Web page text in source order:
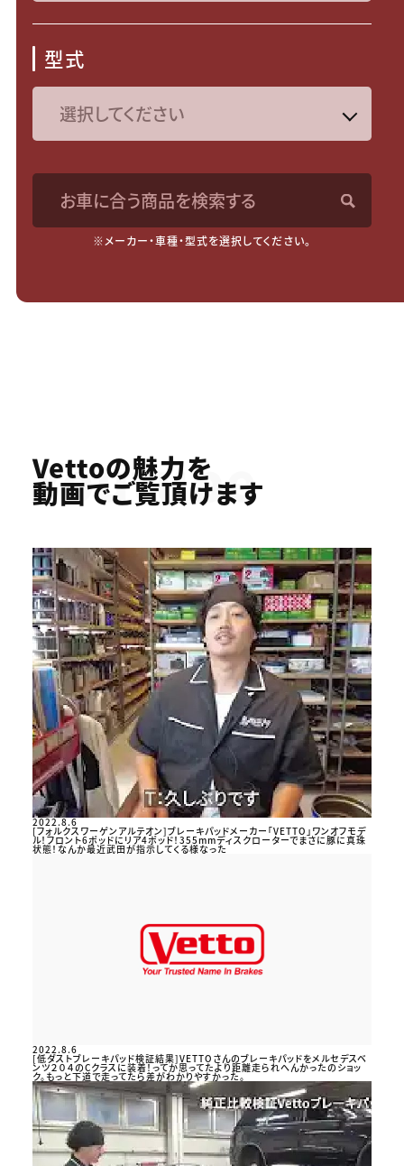
型式
お車に合う商品を検索する
※メーカー・車種・型式を選択してください。
Youtube
Vettoの魅力を
動画でご覧頂けます
2022.8.6
[フォルクスワーゲンアルテオン]ブレーキパッドメーカー「VETTO」ワンオフモデ
ル！フロント6ポッドにリア4ポッド！355mmディスクローターでまさに豚に真珠
状態！なんか最近武田が指示してくる様なった
2022.8.6
[低ダストブレーキパッド検証結果]VETTOさんのブレーキパッドをメルセデスベ
ンツ２０４のCクラスに装着！ってか思ってたより距離走られへんかったのショッ
ク。もっと下道で走ってたら差がわかりやすかった。